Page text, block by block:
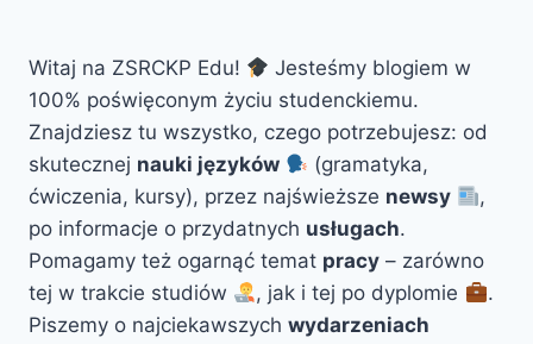
Witaj na ZSRCKP Edu!
Jesteśmy blogiem w
100% poświęconym życiu studenckiemu.
Znajdziesz tu wszystko, czego potrzebujesz: od
skutecznej nauki języków
(gramatyka,
ćwiczenia, kursy), przez najświeższe newsy
,
po informacje o przydatnych usługach.
Pomagamy też ogarnąć temat pracy – zarówno
tej w trakcie studiów
, jak i tej po dyplomie
.
Piszemy o najciekawszych wydarzeniach